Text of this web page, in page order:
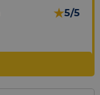
★5/5